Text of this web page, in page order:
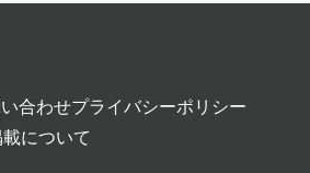
合わせプライバシーポリシー
について